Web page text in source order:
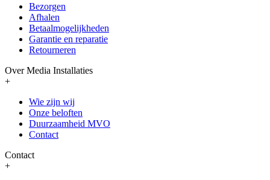
Bezorgen
Afhalen
Betaalmogelijkheden
Garantie en reparatie
Retourneren
Over Media Installaties
+
Wie zijn wij
Onze beloften
Duurzaamheid MVO
Contact
Contact
+